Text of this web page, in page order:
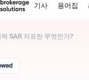
기사 용어집
SAR 지표란 무엇인가?